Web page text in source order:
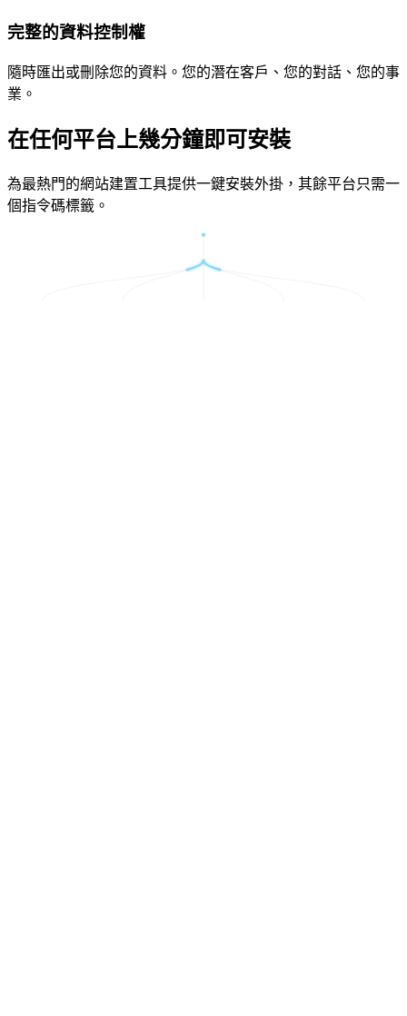
完整的資料控制權
隨時匯出或刪除您的資料。您的潛在客戶、您的對話、您的事
業。
在任何平台上幾分鐘即可安裝
為最熱門的網站建置工具提供一鍵安裝外掛，其餘平台只需一
個指令碼標籤。